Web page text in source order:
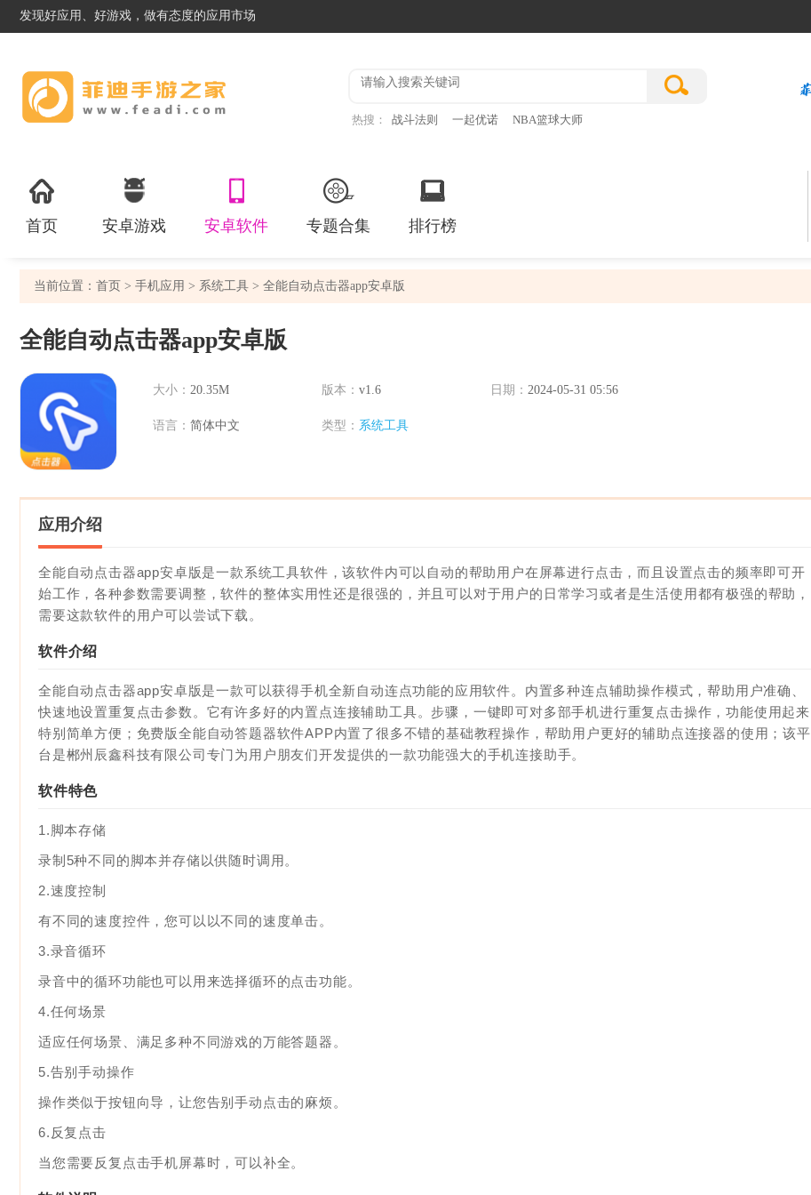
发现好应用、好游戏，做有态度的应用市场
热搜： 战斗法则 一起优诺 NBA篮球大师
首页 安卓游戏 安卓软件 专题合集 排行榜
当前位置： 首页 > 手机应用 > 系统工具 > 全能自动点击器app安卓版
全能自动点击器app安卓版
大小： 20.35M 版本： v1.6 日期： 2024-05-31 05:56
语言： 简体中文 类型： 系统工具
应用介绍
全能自动点击器app安卓版是一款系统工具软件，该软件内可以自动的帮助用户在屏幕进行点击，而且设置点击的频率即可开
始工作，各种参数需要调整，软件的整体实用性还是很强的，并且可以对于用户的日常学习或者是生活使用都有极强的帮助，
需要这款软件的用户可以尝试下载。
软件介绍
全能自动点击器app安卓版是一款可以获得手机全新自动连点功能的应用软件。内置多种连点辅助操作模式，帮助用户准确、
快速地设置重复点击参数。它有许多好的内置点连接辅助工具。步骤，一键即可对多部手机进行重复点击操作，功能使用起来
特别简单方便；免费版全能自动答题器软件APP内置了很多不错的基础教程操作，帮助用户更好的辅助点连接器的使用；该平
台是郴州辰鑫科技有限公司专门为用户朋友们开发提供的一款功能强大的手机连接助手。
软件特色
1.脚本存储
录制5种不同的脚本并存储以供随时调用。
2.速度控制
有不同的速度控件，您可以以不同的速度单击。
3.录音循环
录音中的循环功能也可以用来选择循环的点击功能。
4.任何场景
适应任何场景、满足多种不同游戏的万能答题器。
5.告别手动操作
操作类似于按钮向导，让您告别手动点击的麻烦。
6.反复点击
当您需要反复点击手机屏幕时，可以补全。